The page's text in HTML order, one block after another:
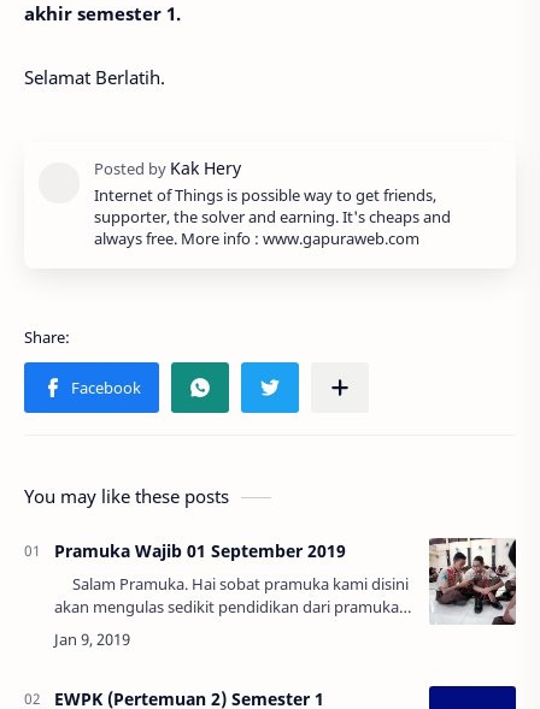
akhir semester 1.
Selamat Berlatih.
Internet of Things is possible way to get friends,
supporter, the solver and earning. It's cheaps and
always free. More info : www.gapuraweb.com
You may like these posts
Pramuka Wajib 01 September 2019
Salam Pramuka. Hai sobat pramuka kami disini
akan mengulas sedikit pendidikan dari pramuka.
Kepramukaan adalah proses pendidikan di luar
lingkun…
EWPK (Pertemuan 2) Semester 1